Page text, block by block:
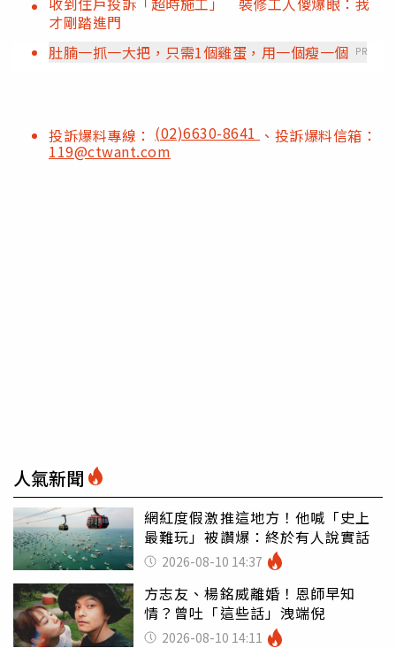
才剛踏進門
肚腩一抓一大把，只需1個雞蛋，用一個瘦一個 PR
投訴爆料專線： (02)6630-8641 、投訴爆料信箱：
119@ctwant.com
人氣新聞
網紅度假激推這地方！他喊「史上
最難玩」被讚爆：終於有人說實話
2026-08-10 14:37
方志友、楊銘威離婚！恩師早知
情？曾吐「這些話」洩端倪
2026-08-10 14:11